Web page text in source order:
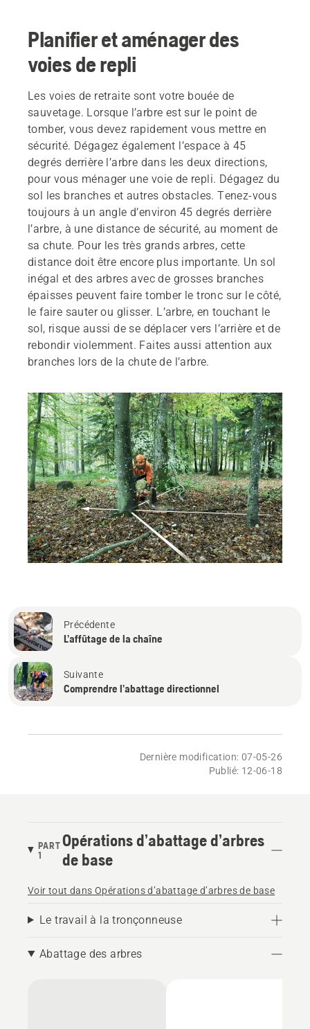
Planifier et aménager des
voies de repli
Les voies de retraite sont votre bouée de
sauvetage. Lorsque l’arbre est sur le point de
tomber, vous devez rapidement vous mettre en
sécurité. Dégagez également l’espace à 45
degrés derrière l’arbre dans les deux directions,
pour vous ménager une voie de repli. Dégagez du
sol les branches et autres obstacles. Tenez-vous
toujours à un angle d’environ 45 degrés derrière
l’arbre, à une distance de sécurité, au moment de
sa chute. Pour les très grands arbres, cette
distance doit être encore plus importante. Un sol
inégal et des arbres avec de grosses branches
épaisses peuvent faire tomber le tronc sur le côté,
le faire sauter ou glisser. L’arbre, en touchant le
sol, risque aussi de se déplacer vers l’arrière et de
rebondir violemment. Faites aussi attention aux
branches lors de la chute de l’arbre.
Précédente
L’affûtage de la chaîne
Suivante
Comprendre l’abattage directionnel
Dernière modification: 07-05-26
Publié: 12-06-18
PART
1
Opérations d’abattage d’arbres
de base
Voir tout dans Opérations d’abattage d’arbres de base
Le travail à la tronçonneuse
Abattage des arbres